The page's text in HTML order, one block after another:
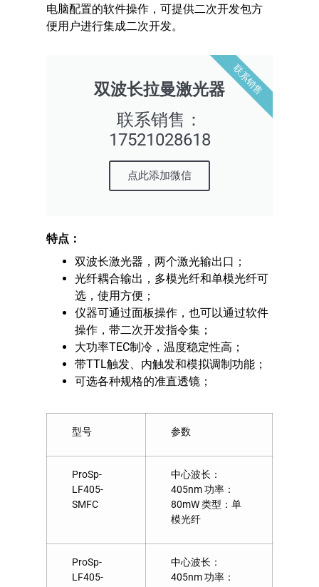
电脑配置的软件操作，可提供二次开发包方
便用户进行集成二次开发。
双波长拉曼激光器
联系销售：
17521028618
点此添加微信
联系销售
特点：
双波长激光器，两个激光输出口；
光纤耦合输出，多模光纤和单模光纤可
选，使用方便；
仪器可通过面板操作，也可以通过软件
操作，带二次开发指令集；
大功率TEC制冷，温度稳定性高；
带TTL触发、内触发和模拟调制功能；
可选各种规格的准直透镜；
型号 参数
ProSp-
LF405-
SMFC
中心波长：
405nm 功率：
80mW 类型：单
模光纤
ProSp-
LF405-
中心波长：
405nm 功率：